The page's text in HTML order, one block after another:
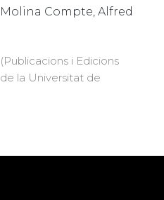
Molina Compte, Alfred
(Publicacions i Edicions
de la Universitat de